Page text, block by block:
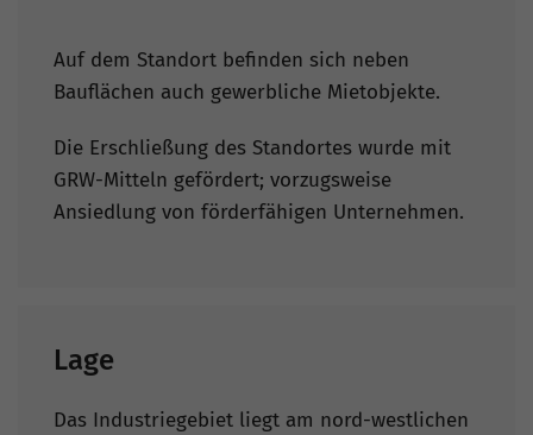
Auf dem Standort befinden sich neben
Bauflächen auch gewerbliche Mietobjekte.
Die Erschließung des Standortes wurde mit
GRW-Mitteln gefördert; vorzugsweise
Ansiedlung von förderfähigen Unternehmen.
Lage
Das Industriegebiet liegt am nord-westlichen